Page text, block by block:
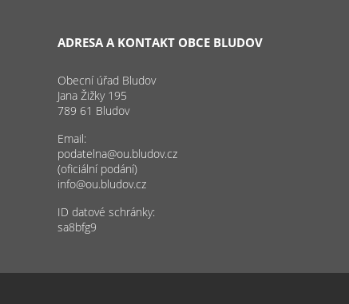
ADRESA A KONTAKT OBCE BLUDOV
Obecní úřad Bludov
Jana Žižky 195
789 61 Bludov
Email:
podatelna@ou.bludov.cz
(oficiální podání)
info@ou.bludov.cz
ID datové schránky:
sa8bfg9